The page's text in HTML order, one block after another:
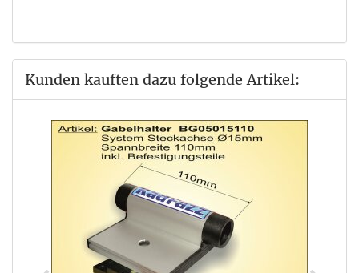
Kunden kauften dazu folgende Artikel: